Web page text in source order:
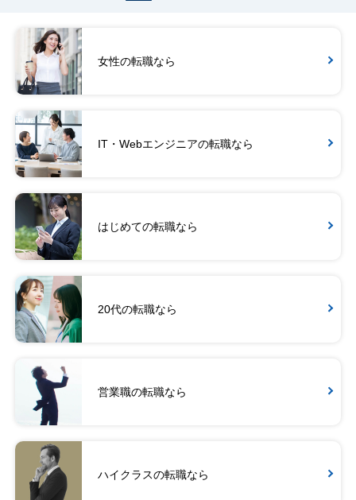
女性の転職なら
IT・Webエンジニアの転職なら
はじめての転職なら
20代の転職なら
営業職の転職なら
ハイクラスの転職なら